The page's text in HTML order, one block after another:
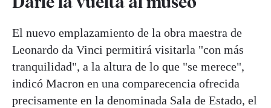
El nuevo emplazamiento de la obra maestra de
Leonardo da Vinci permitirá visitarla "con más
tranquilidad", a la altura de lo que "se merece",
indicó Macron en una comparecencia ofrecida
precisamente en la denominada Sala de Estado, el